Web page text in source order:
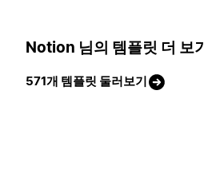
Notion 님의 템플릿 더 보기
571개 템플릿 둘러보기